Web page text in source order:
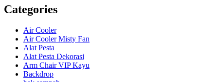
Categories
Air Cooler
Air Cooler Misty Fan
Alat Pesta
Alat Pesta Dekorasi
Arm Chair VIP Kayu
Backdrop